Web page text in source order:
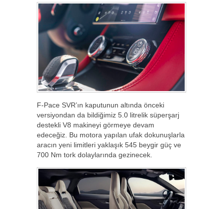
F-Pace SVR’ın kaputunun altında önceki
versiyondan da bildiğimiz 5.0 litrelik süperşarj
destekli V8 makineyi görmeye devam
edeceğiz. Bu motora yapılan ufak dokunuşlarla
aracın yeni limitleri yaklaşık 545 beygir güç ve
700 Nm tork dolaylarında gezinecek.